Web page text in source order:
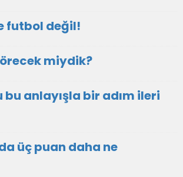
futbol değil!
miydik?
anlayışla bir adım ileri
üç puan daha ne